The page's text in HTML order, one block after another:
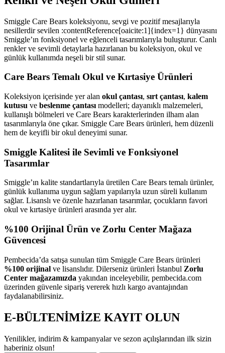
Smiggle Care Bears koleksiyonu, sevgi ve pozitif mesajlarıyla
nesillerdir sevilen :contentReference[oaicite:1]{index=1} dünyasını
Smiggle’ın fonksiyonel ve eğlenceli tasarımlarıyla buluşturur. Canlı
renkler ve sevimli detaylarla hazırlanan bu koleksiyon, okul ve
günlük kullanımda neşeli bir stil sunar.
Care Bears Temalı Okul ve Kırtasiye Ürünleri
Koleksiyon içerisinde yer alan okul çantası, sırt çantası, kalem
kutusu ve beslenme çantası modelleri; dayanıklı malzemeleri,
kullanışlı bölmeleri ve Care Bears karakterlerinden ilham alan
tasarımlarıyla öne çıkar. Smiggle Care Bears ürünleri, hem düzenli
hem de keyifli bir okul deneyimi sunar.
Smiggle Kalitesi ile Sevimli ve Fonksiyonel
Tasarımlar
Smiggle’ın kalite standartlarıyla üretilen Care Bears temalı ürünler,
günlük kullanıma uygun sağlam yapılarıyla uzun süreli kullanım
sağlar. Lisanslı ve özenle hazırlanan tasarımlar, çocukların favori
okul ve kırtasiye ürünleri arasında yer alır.
%100 Orijinal Ürün ve Zorlu Center Mağaza
Güvencesi
Pembecida’da satışa sunulan tüm Smiggle Care Bears ürünleri
%100 orijinal ve lisanslıdır. Dilerseniz ürünleri İstanbul Zorlu
Center mağazamızda yakından inceleyebilir, pembecida.com
üzerinden güvenle sipariş vererek hızlı kargo avantajından
faydalanabilirsiniz.
E-BÜLTENİMİZE KAYIT OLUN
Yenilikler, indirim & kampanyalar ve sezon açılışlarından ilk sizin
haberiniz olsun!